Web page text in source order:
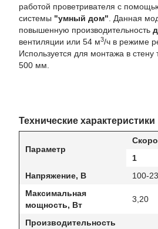
работой проветривателя с
системы "умный дом" . Данная
повышенную производительность
вентиляции или 54 м3/ч в режиме
Используется для монтажа в
500 мм.
Технические характеристики
Параметр
1
Напряжение, В
100-
Максимальная
мощность, Вт
3,20
Производительность